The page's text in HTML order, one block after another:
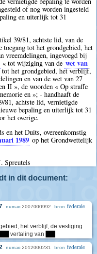
of nog worden ingesteld
en uiterlijk tot 31
39/81, achtste lid, van de
toegang tot het grondgebied, het
vreemdelingen, ingevoegd bij
« tot wijziging van de wet van
tot het grondgebied, het verblijf,
en van de wet van 27
II », de woorden « Op straffe
en »; - handhaaft de
81, achtste lid, vernietigde
bepaling en uiterlijk tot 31
het overige.
en het Duits, overeenkomstig
1989 op het Grondwettelijk
Spreutels
in dit document:
numac 2007000992 bron federale
het verblijf, de vestiging
vertaling van
numac 2012000231 bron federale